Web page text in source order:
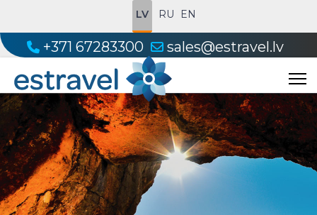
LV RU EN
+371 67283300 sales@estravel.lv